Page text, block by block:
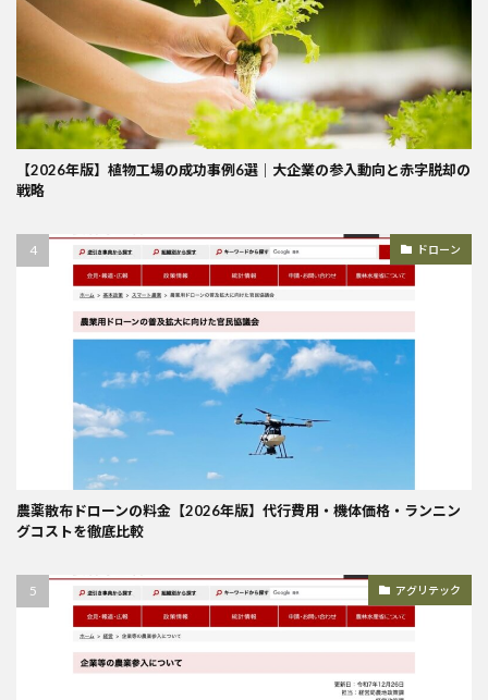
【2026年版】植物工場の成功事例6選｜大企業の参入動向と赤字脱却の
戦略
ドローン
農薬散布ドローンの料金【2026年版】代行費用・機体価格・ランニン
グコストを徹底比較
アグリテック